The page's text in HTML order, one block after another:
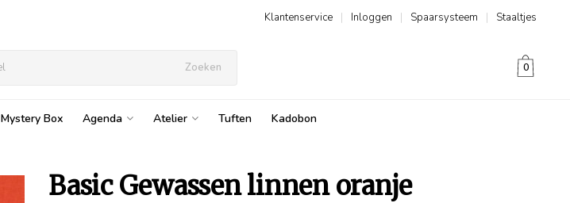
Staaltjes
|
Spaarsysteem
|
Inloggen
|
Klantenservice
Zoeken 0
Mystery Box Agenda Atelier Tuften Kadobon
Basic Gewassen linnen oranje